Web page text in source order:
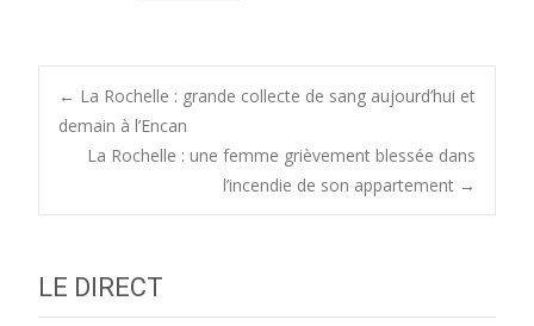
Post
navigation
← La Rochelle : grande collecte de sang aujourd’hui et
demain à l’Encan
La Rochelle : une femme grièvement blessée dans
l’incendie de son appartement →
LE DIRECT